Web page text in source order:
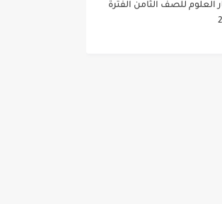
العلوم للصف الثامن الفترة